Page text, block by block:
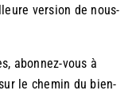
version de nous-
abonnez-vous à
le chemin du bien-